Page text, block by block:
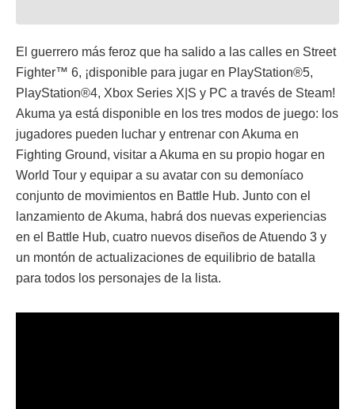
El guerrero más feroz que ha salido a las calles en Street
Fighter™ 6, ¡disponible para jugar en PlayStation®5,
PlayStation®4, Xbox Series X|S y PC a través de Steam!
Akuma ya está disponible en los tres modos de juego: los
jugadores pueden luchar y entrenar con Akuma en
Fighting Ground, visitar a Akuma en su propio hogar en
World Tour y equipar a su avatar con su demoníaco
conjunto de movimientos en Battle Hub. Junto con el
lanzamiento de Akuma, habrá dos nuevas experiencias
en el Battle Hub, cuatro nuevos diseños de Atuendo 3 y
un montón de actualizaciones de equilibrio de batalla
para todos los personajes de la lista.